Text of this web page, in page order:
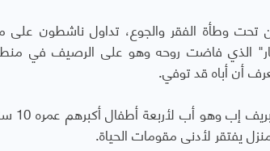
وطأة الفقر والجوع، تداول ناشطون على
الذي فاضت روحه وهو على الرصيف في
أن أباه قد توفي.
يفتقر لأدنى مقومات الحياة.